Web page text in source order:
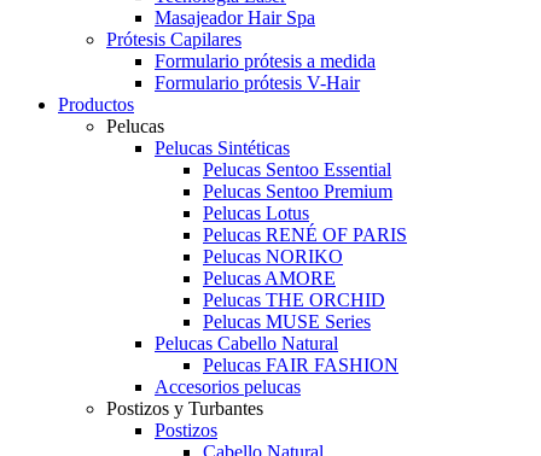
Masajeador Hair Spa
Prótesis Capilares
Formulario prótesis a medida
Formulario prótesis V-Hair
Productos
Pelucas
Pelucas Sintéticas
Pelucas Sentoo Essential
Pelucas Sentoo Premium
Pelucas Lotus
Pelucas RENÉ OF PARIS
Pelucas NORIKO
Pelucas AMORE
Pelucas THE ORCHID
Pelucas MUSE Series
Pelucas Cabello Natural
Pelucas FAIR FASHION
Accesorios pelucas
Postizos y Turbantes
Postizos
Cabello Natural